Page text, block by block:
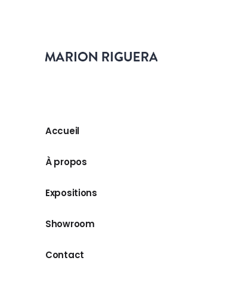
Accueil
À propos
Expositions
Showroom
Contact